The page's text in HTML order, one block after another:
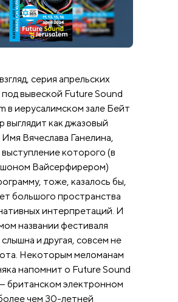
серия апрельских
вывеской Future Sound
в иерусалимском зале Бейт
как джазовый
Вячеслава Ганелина,
которого (в
Вайсерфирером)
тоже, казалось бы,
большого пространства
интерпретаций. И
названии фестиваля
и другая, совсем не
Некоторым меломанам
напомнит о Future Sound
британском электронном
чем 30-летней